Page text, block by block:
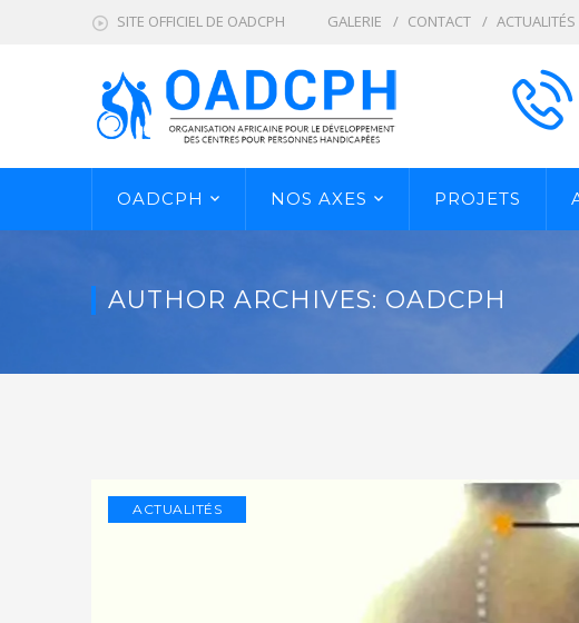
SITE OFFICIEL DE OADCPH GALERIE CONTACT
OADCPH NOS AXES PROJETS
AUTHOR ARCHIVES: OADCPH
ACTUALITÉS